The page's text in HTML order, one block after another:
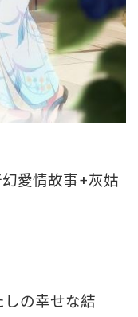
愛情故事+灰姑
しの幸せな結